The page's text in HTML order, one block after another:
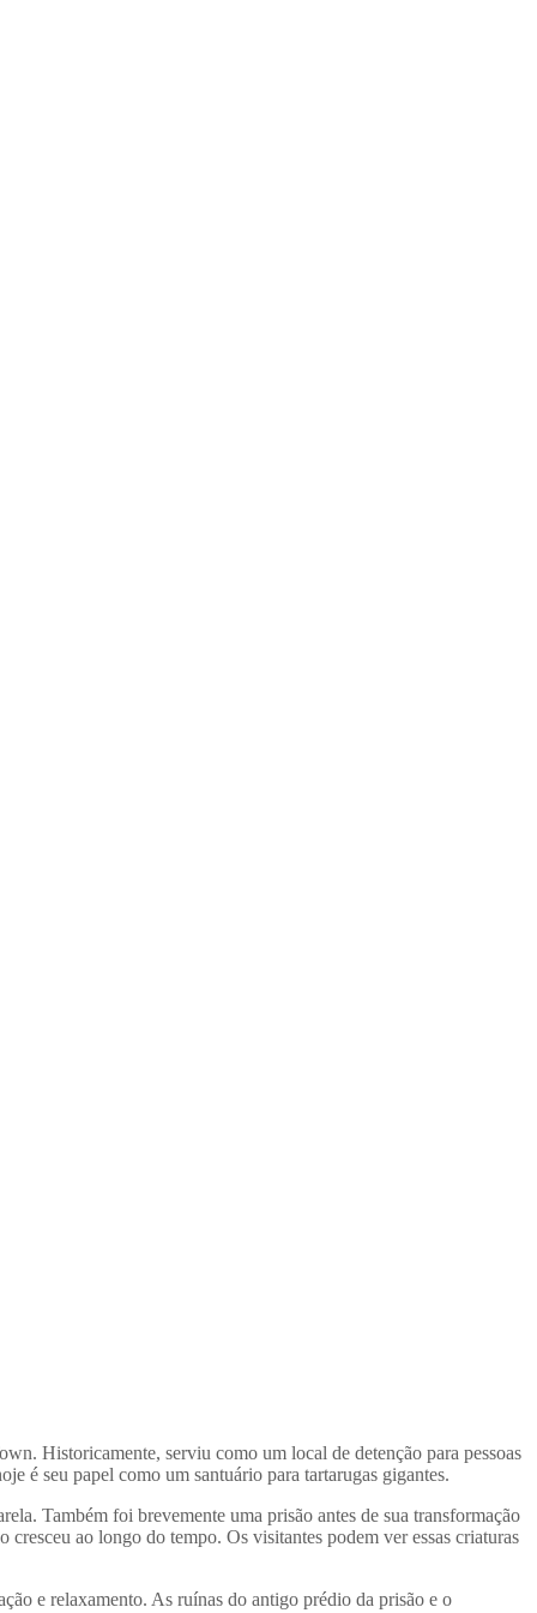
Historicamente, serviu como um local de detenção para pessoas
é seu papel como um santuário para tartarugas gigantes.
Também foi brevemente uma prisão antes de sua transformação
ao longo do tempo. Os visitantes podem ver essas criaturas
e relaxamento. As ruínas do antigo prédio da prisão e o